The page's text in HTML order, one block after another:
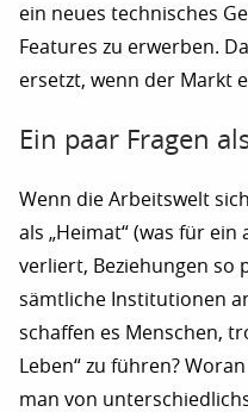
ein neues technisches
Features zu erwerben.
ersetzt, wenn der Markt
Ein paar Fragen
Wenn die Arbeitswelt
als „Heimat“ (was für
verliert, Beziehungen so
sämtliche Institutionen
schaffen es Menschen,
Leben“ zu führen?
man von